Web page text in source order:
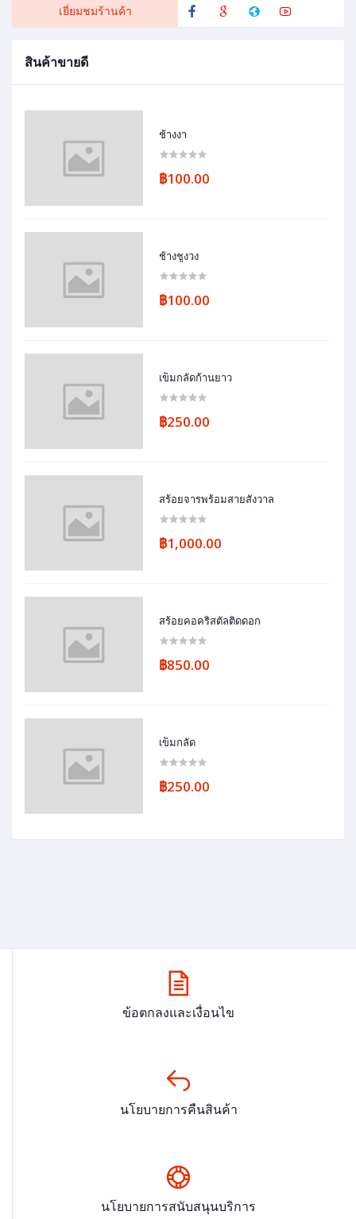
เยี่ยมชมร้านค้า
สินค้าขายดี
ช้างงา
฿100.00
ช้างชูงวง
฿100.00
เข็มกลัดก้านยาว
฿250.00
สร้อยจารพร้อมสายสังวาล
฿1,000.00
สร้อยคอคริสตัลติดดอก
฿850.00
เข็มกลัด
฿250.00
ข้อตกลงและเงื่อนไข
นโยบายการคืนสินค้า
นโยบายการสนับสนุนบริการ